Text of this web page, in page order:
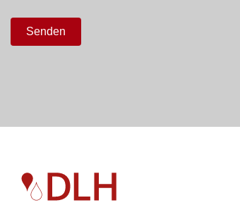
Senden